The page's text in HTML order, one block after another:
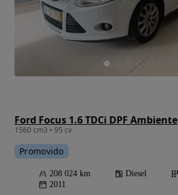
Ford Focus 1.6 TDCi DPF Ambiente
1560 cm3 • 95 cv
Promovido
208 024 km Diesel
2011